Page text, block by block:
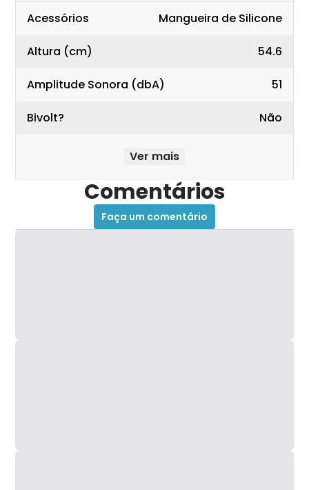
No mercado não encontramos muitos
concorrentes de tamanhos similares. Hoje com
esta proposta há o Desidrat 150, que avaliamos no
passado, e o Relax Medic. Tudo indica que a Relax
Medic e EOS estão trabalhando com o mesmo
fornecedor, pois o design de ambos é idêntico.
significativa então se acharem interessante o
Acessórios Mangueira de Silicone
Altura (cm) 54.6
Amplitude Sonora (dbA) 51
Bivolt? Não
Ver mais
Comentários
Faça um comentário